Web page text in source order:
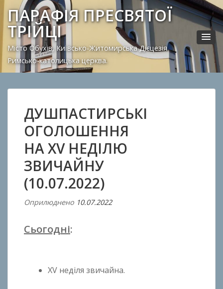
ПАРАФІЯ ПРЕСВЯТОЇ
ТРІЙЦІ
Місто Обухів, Київсько-Житомирська Дієцезія.
Римсько-католицька церква.
ДУШПАСТИРСЬКІ
ОГОЛОШЕННЯ
НА XV НЕДІЛЮ
ЗВИЧАЙНУ
(10.07.2022)
Оприлюднено 10.07.2022В
t
Сьогодні:
XV неділя звичайна.